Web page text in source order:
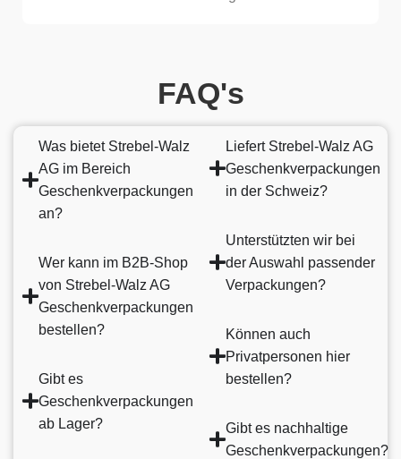
FAQ's
Was bietet Strebel-Walz
AG im Bereich
Geschenkverpackungen
an?
Wer kann im B2B-Shop
von Strebel-Walz AG
Geschenkverpackungen
bestellen?
Gibt es
Geschenkverpackungen
ab Lager?
Liefert Strebel-Walz AG
Geschenkverpackungen
in der Schweiz?
Unterstützten wir bei
der Auswahl passender
Verpackungen?
Können auch
Privatpersonen hier
bestellen?
Gibt es nachhaltige
Geschenkverpackungen?